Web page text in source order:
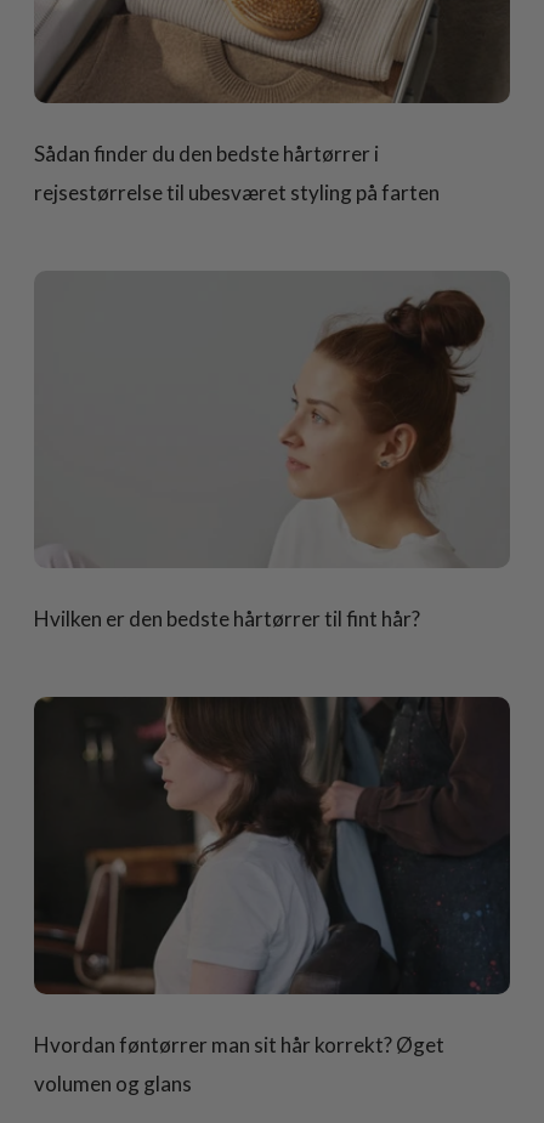
Sådan finder du den bedste hårtørrer i
rejsestørrelse til ubesværet styling på farten
Hvilken er den bedste hårtørrer til fint hår?
Hvordan føntørrer man sit hår korrekt? Øget
volumen og glans